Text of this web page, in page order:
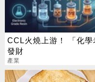
CCL火燒上游！ 「化
發財
產業